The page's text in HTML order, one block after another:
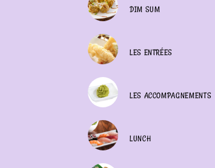
DIM SUM
LES ENTRÉES
LES ACCOMPAGNEMENTS
LUNCH